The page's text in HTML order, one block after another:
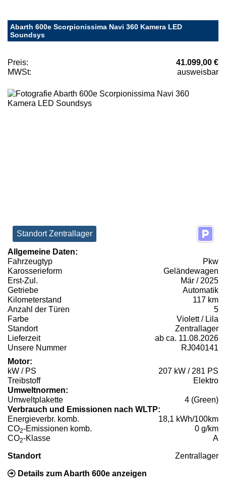
Abarth 600e Scorpionissima Navi 360 Kamera LED
Soundsys
Preis:
41.099,00 €
MWSt:
ausweisbar
Standort Zentrallager
Allgemeine Daten:
Fahrzeugtyp
Pkw
Karosserieform
Geländewagen
Erst-Zul.
Mär / 2025
Getriebe
Automatik
Kilometerstand
117 km
Anzahl der Türen
5
Farbe
Violett / Lila
Standort
Zentrallager
Lieferzeit
ab ca. 11.08.2026
Unsere Nummer
RJ040141
Motor:
kW / PS
207 kW / 281 PS
Treibstoff
Elektro
Umweltnormen:
Umweltplakette
4 (Green)
Verbrauch und Emissionen nach WLTP:
Energieverbr. komb.
18,1 kWh/100km
CO2-Emissionen komb.
0 g/km
CO2-Klasse A
Standort Zentrallager
Details zum Abarth 600e anzeigen